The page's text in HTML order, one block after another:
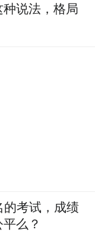
说法，格局
的考试，成绩
么？